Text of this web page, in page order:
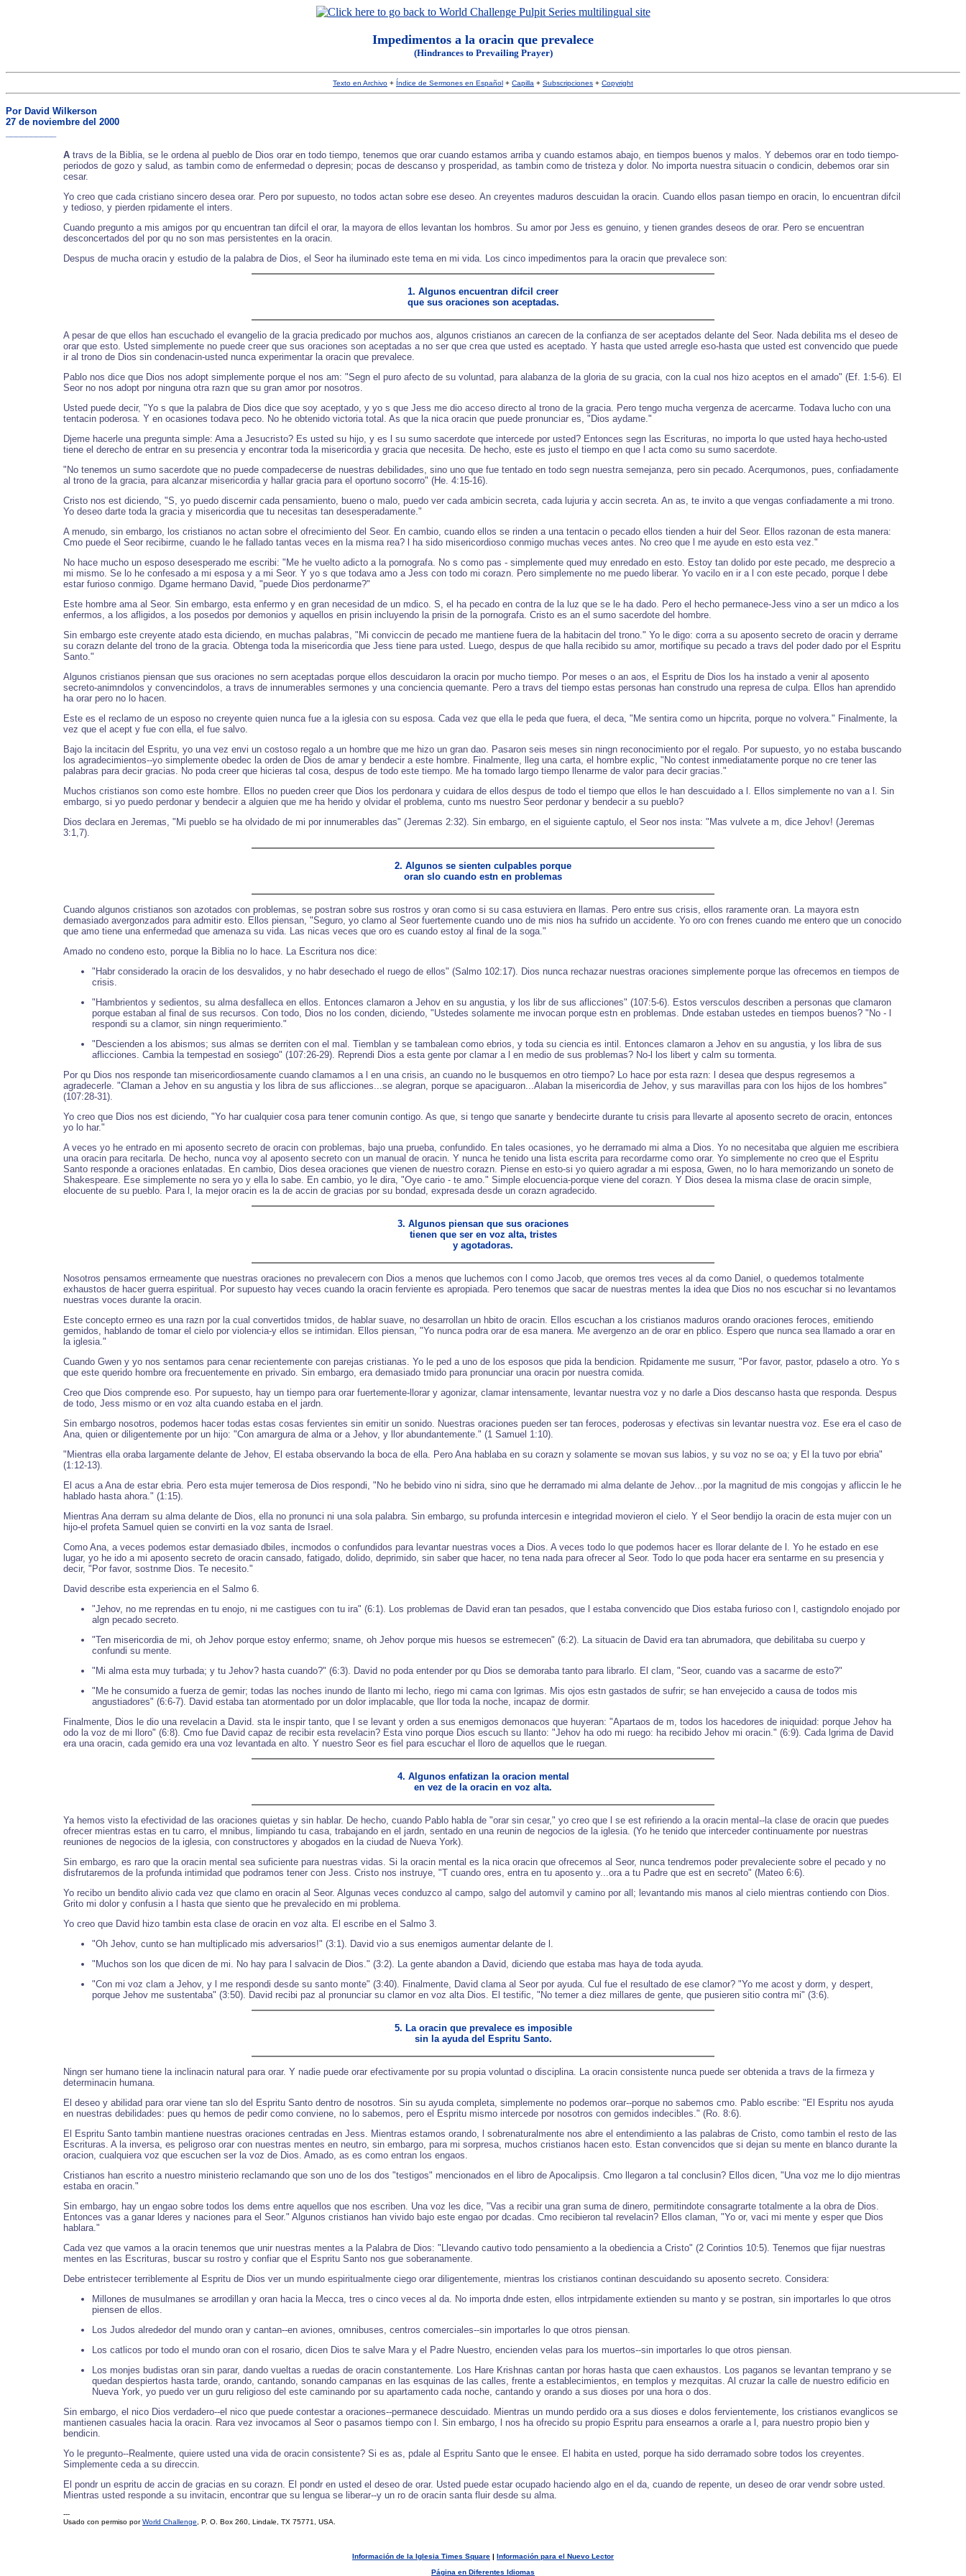
Impedimentos a la oracin que prevalece
(Hindrances to Prevailing Prayer)
Texto en Archivo + Índice de Sermones en Español + Capilla + Subscripciones + Copyright
Por David Wilkerson
27 de noviembre del 2000
A travs de la Biblia, se le ordena al pueblo de Dios orar en todo tiempo, tenemos que orar cuando estamos arriba y cuando estamos abajo, en tiempos buenos y malos. Y debemos orar en todo tiempo-
periodos de gozo y salud, as tambin como de enfermedad o depresin; pocas de descanso y prosperidad, as tambin como de tristeza y dolor. No importa nuestra situacin o condicin, debemos orar sin
cesar.
Yo creo que cada cristiano sincero desea orar. Pero por supuesto, no todos actan sobre ese deseo. An creyentes maduros descuidan la oracin. Cuando ellos pasan tiempo en oracin, lo encuentran difcil
y tedioso, y pierden rpidamente el inters.
Cuando pregunto a mis amigos por qu encuentran tan difcil el orar, la mayora de ellos levantan los hombros. Su amor por Jess es genuino, y tienen grandes deseos de orar. Pero se encuentran
desconcertados del por qu no son mas persistentes en la oracin.
Despus de mucha oracin y estudio de la palabra de Dios, el Seor ha iluminado este tema en mi vida. Los cinco impedimentos para la oracin que prevalece son:
1. Algunos encuentran difcil creer
que sus oraciones son aceptadas.
A pesar de que ellos han escuchado el evangelio de la gracia predicado por muchos aos, algunos cristianos an carecen de la confianza de ser aceptados delante del Seor. Nada debilita ms el deseo de
orar que esto. Usted simplemente no puede creer que sus oraciones son aceptadas a no ser que crea que usted es aceptado. Y hasta que usted arregle eso-hasta que usted est convencido que puede
ir al trono de Dios sin condenacin-usted nunca experimentar la oracin que prevalece.
Pablo nos dice que Dios nos adopt simplemente porque el nos am: "Segn el puro afecto de su voluntad, para alabanza de la gloria de su gracia, con la cual nos hizo aceptos en el amado" (Ef. 1:5-6). El
Seor no nos adopt por ninguna otra razn que su gran amor por nosotros.
Usted puede decir, "Yo s que la palabra de Dios dice que soy aceptado, y yo s que Jess me dio acceso directo al trono de la gracia. Pero tengo mucha vergenza de acercarme. Todava lucho con una
tentacin poderosa. Y en ocasiones todava peco. No he obtenido victoria total. As que la nica oracin que puede pronunciar es, "Dios aydame."
Djeme hacerle una pregunta simple: Ama a Jesucristo? Es usted su hijo, y es l su sumo sacerdote que intercede por usted? Entonces segn las Escrituras, no importa lo que usted haya hecho-usted
tiene el derecho de entrar en su presencia y encontrar toda la misericordia y gracia que necesita. De hecho, este es justo el tiempo en que l acta como su sumo sacerdote.
"No tenemos un sumo sacerdote que no puede compadecerse de nuestras debilidades, sino uno que fue tentado en todo segn nuestra semejanza, pero sin pecado. Acerqumonos, pues, confiadamente
al trono de la gracia, para alcanzar misericordia y hallar gracia para el oportuno socorro" (He. 4:15-16).
Cristo nos est diciendo, "S, yo puedo discernir cada pensamiento, bueno o malo, puedo ver cada ambicin secreta, cada lujuria y accin secreta. An as, te invito a que vengas confiadamente a mi trono.
Yo deseo darte toda la gracia y misericordia que tu necesitas tan desesperadamente."
A menudo, sin embargo, los cristianos no actan sobre el ofrecimiento del Seor. En cambio, cuando ellos se rinden a una tentacin o pecado ellos tienden a huir del Seor. Ellos razonan de esta manera:
Cmo puede el Seor recibirme, cuando le he fallado tantas veces en la misma rea? l ha sido misericordioso conmigo muchas veces antes. No creo que l me ayude en esto esta vez."
No hace mucho un esposo desesperado me escribi: "Me he vuelto adicto a la pornografa. No s como pas - simplemente qued muy enredado en esto. Estoy tan dolido por este pecado, me desprecio a
mi mismo. Se lo he confesado a mi esposa y a mi Seor. Y yo s que todava amo a Jess con todo mi corazn. Pero simplemente no me puedo liberar. Yo vacilo en ir a l con este pecado, porque l debe
estar furioso conmigo. Dgame hermano David, "puede Dios perdonarme?"
Este hombre ama al Seor. Sin embargo, esta enfermo y en gran necesidad de un mdico. S, el ha pecado en contra de la luz que se le ha dado. Pero el hecho permanece-Jess vino a ser un mdico a los
enfermos, a los afligidos, a los posedos por demonios y aquellos en prisin incluyendo la prisin de la pornografa. Cristo es an el sumo sacerdote del hombre.
Sin embargo este creyente atado esta diciendo, en muchas palabras, "Mi conviccin de pecado me mantiene fuera de la habitacin del trono." Yo le digo: corra a su aposento secreto de oracin y derrame
su corazn delante del trono de la gracia. Obtenga toda la misericordia que Jess tiene para usted. Luego, despus de que halla recibido su amor, mortifique su pecado a travs del poder dado por el Espritu
Santo."
Algunos cristianos piensan que sus oraciones no sern aceptadas porque ellos descuidaron la oracin por mucho tiempo. Por meses o an aos, el Espritu de Dios los ha instado a venir al aposento
secreto-animndolos y convencindolos, a travs de innumerables sermones y una conciencia quemante. Pero a travs del tiempo estas personas han construdo una represa de culpa. Ellos han aprendido
ha orar pero no lo hacen.
Este es el reclamo de un esposo no creyente quien nunca fue a la iglesia con su esposa. Cada vez que ella le peda que fuera, el deca, "Me sentira como un hipcrita, porque no volvera." Finalmente, la
vez que el acept y fue con ella, el fue salvo.
Bajo la incitacin del Espritu, yo una vez envi un costoso regalo a un hombre que me hizo un gran dao. Pasaron seis meses sin ningn reconocimiento por el regalo. Por supuesto, yo no estaba buscando
los agradecimientos--yo simplemente obedec la orden de Dios de amar y bendecir a este hombre. Finalmente, lleg una carta, el hombre explic, "No contest inmediatamente porque no cre tener las
palabras para decir gracias. No poda creer que hicieras tal cosa, despus de todo este tiempo. Me ha tomado largo tiempo llenarme de valor para decir gracias."
Muchos cristianos son como este hombre. Ellos no pueden creer que Dios los perdonara y cuidara de ellos despus de todo el tiempo que ellos le han descuidado a l. Ellos simplemente no van a l. Sin
embargo, si yo puedo perdonar y bendecir a alguien que me ha herido y olvidar el problema, cunto ms nuestro Seor perdonar y bendecir a su pueblo?
Dios declara en Jeremas, "Mi pueblo se ha olvidado de mi por innumerables das" (Jeremas 2:32). Sin embargo, en el siguiente captulo, el Seor nos insta: "Mas vulvete a m, dice Jehov! (Jeremas
3:1,7).
2. Algunos se sienten culpables porque
oran slo cuando estn en problemas
Cuando algunos cristianos son azotados con problemas, se postran sobre sus rostros y oran como si su casa estuviera en llamas. Pero entre sus crisis, ellos raramente oran. La mayora estn
demasiado avergonzados para admitir esto. Ellos piensan, "Seguro, yo clamo al Seor fuertemente cuando uno de mis nios ha sufrido un accidente. Yo oro con frenes cuando me entero que un conocido
que amo tiene una enfermedad que amenaza su vida. Las nicas veces que oro es cuando estoy al final de la soga."
Amado no condeno esto, porque la Biblia no lo hace. La Escritura nos dice:
"Habr considerado la oracin de los desvalidos, y no habr desechado el ruego de ellos" (Salmo 102:17). Dios nunca rechazar nuestras oraciones simplemente porque las ofrecemos en tiempos de
crisis.
"Hambrientos y sedientos, su alma desfalleca en ellos. Entonces clamaron a Jehov en su angustia, y los libr de sus aflicciones" (107:5-6). Estos versculos describen a personas que clamaron
porque estaban al final de sus recursos. Con todo, Dios no los conden, diciendo, "Ustedes solamente me invocan porque estn en problemas. Dnde estaban ustedes en tiempos buenos? "No - l
respondi su a clamor, sin ningn requerimiento."
"Descienden a los abismos; sus almas se derriten con el mal. Tiemblan y se tambalean como ebrios, y toda su ciencia es intil. Entonces clamaron a Jehov en su angustia, y los libra de sus
aflicciones. Cambia la tempestad en sosiego" (107:26-29). Reprendi Dios a esta gente por clamar a l en medio de sus problemas? No-l los libert y calm su tormenta.
Por qu Dios nos responde tan misericordiosamente cuando clamamos a l en una crisis, an cuando no le busquemos en otro tiempo? Lo hace por esta razn: l desea que despus regresemos a
agradecerle. "Claman a Jehov en su angustia y los libra de sus aflicciones...se alegran, porque se apaciguaron...Alaban la misericordia de Jehov, y sus maravillas para con los hijos de los hombres"
(107:28-31).
Yo creo que Dios nos est diciendo, "Yo har cualquier cosa para tener comunin contigo. As que, si tengo que sanarte y bendecirte durante tu crisis para llevarte al aposento secreto de oracin, entonces
yo lo har."
A veces yo he entrado en mi aposento secreto de oracin con problemas, bajo una prueba, confundido. En tales ocasiones, yo he derramado mi alma a Dios. Yo no necesitaba que alguien me escribiera
una oracin para recitarla. De hecho, nunca voy al aposento secreto con un manual de oracin. Y nunca he tenido una lista escrita para recordarme como orar. Yo simplemente no creo que el Espritu
Santo responde a oraciones enlatadas. En cambio, Dios desea oraciones que vienen de nuestro corazn. Piense en esto-si yo quiero agradar a mi esposa, Gwen, no lo hara memorizando un soneto de
Shakespeare. Ese simplemente no sera yo y ella lo sabe. En cambio, yo le dira, "Oye cario - te amo." Simple elocuencia-porque viene del corazn. Y Dios desea la misma clase de oracin simple,
elocuente de su pueblo. Para l, la mejor oracin es la de accin de gracias por su bondad, expresada desde un corazn agradecido.
3. Algunos piensan que sus oraciones
tienen que ser en voz alta, tristes
y agotadoras.
Nosotros pensamos errneamente que nuestras oraciones no prevalecern con Dios a menos que luchemos con l como Jacob, que oremos tres veces al da como Daniel, o quedemos totalmente
exhaustos de hacer guerra espiritual. Por supuesto hay veces cuando la oracin ferviente es apropiada. Pero tenemos que sacar de nuestras mentes la idea que Dios no nos escuchar si no levantamos
nuestras voces durante la oracin.
Este concepto errneo es una razn por la cual convertidos tmidos, de hablar suave, no desarrollan un hbito de oracin. Ellos escuchan a los cristianos maduros orando oraciones feroces, emitiendo
gemidos, hablando de tomar el cielo por violencia-y ellos se intimidan. Ellos piensan, "Yo nunca podra orar de esa manera. Me avergenzo an de orar en pblico. Espero que nunca sea llamado a orar en
la iglesia."
Cuando Gwen y yo nos sentamos para cenar recientemente con parejas cristianas. Yo le ped a uno de los esposos que pida la bendicion. Rpidamente me susurr, "Por favor, pastor, pdaselo a otro. Yo s
que este querido hombre ora frecuentemente en privado. Sin embargo, era demasiado tmido para pronunciar una oracin por nuestra comida.
Creo que Dios comprende eso. Por supuesto, hay un tiempo para orar fuertemente-llorar y agonizar, clamar intensamente, levantar nuestra voz y no darle a Dios descanso hasta que responda. Despus
de todo, Jess mismo or en voz alta cuando estaba en el jardn.
Sin embargo nosotros, podemos hacer todas estas cosas fervientes sin emitir un sonido. Nuestras oraciones pueden ser tan feroces, poderosas y efectivas sin levantar nuestra voz. Ese era el caso de
Ana, quien or diligentemente por un hijo: "Con amargura de alma or a Jehov, y llor abundantemente." (1 Samuel 1:10).
"Mientras ella oraba largamente delante de Jehov, El estaba observando la boca de ella. Pero Ana hablaba en su corazn y solamente se movan sus labios, y su voz no se oa; y El la tuvo por ebria"
(1:12-13).
El acus a Ana de estar ebria. Pero esta mujer temerosa de Dios respondi, "No he bebido vino ni sidra, sino que he derramado mi alma delante de Jehov...por la magnitud de mis congojas y afliccin le he
hablado hasta ahora." (1:15).
Mientras Ana derram su alma delante de Dios, ella no pronunci ni una sola palabra. Sin embargo, su profunda intercesin e integridad movieron el cielo. Y el Seor bendijo la oracin de esta mujer con un
hijo-el profeta Samuel quien se convirti en la voz santa de Israel.
Como Ana, a veces podemos estar demasiado dbiles, incmodos o confundidos para levantar nuestras voces a Dios. A veces todo lo que podemos hacer es llorar delante de l. Yo he estado en ese
lugar, yo he ido a mi aposento secreto de oracin cansado, fatigado, dolido, deprimido, sin saber que hacer, no tena nada para ofrecer al Seor. Todo lo que poda hacer era sentarme en su presencia y
decir, "Por favor, sostnme Dios. Te necesito."
David describe esta experiencia en el Salmo 6.
"Jehov, no me reprendas en tu enojo, ni me castigues con tu ira" (6:1). Los problemas de David eran tan pesados, que l estaba convencido que Dios estaba furioso con l, castigndolo enojado por
algn pecado secreto.
"Ten misericordia de mi, oh Jehov porque estoy enfermo; sname, oh Jehov porque mis huesos se estremecen" (6:2). La situacin de David era tan abrumadora, que debilitaba su cuerpo y
confundi su mente.
"Mi alma esta muy turbada; y tu Jehov? hasta cuando?" (6:3). David no poda entender por qu Dios se demoraba tanto para librarlo. El clam, "Seor, cuando vas a sacarme de esto?"
"Me he consumido a fuerza de gemir; todas las noches inundo de llanto mi lecho, riego mi cama con lgrimas. Mis ojos estn gastados de sufrir; se han envejecido a causa de todos mis
angustiadores" (6:6-7). David estaba tan atormentado por un dolor implacable, que llor toda la noche, incapaz de dormir.
Finalmente, Dios le dio una revelacin a David. sta le inspir tanto, que l se levant y orden a sus enemigos demonacos que huyeran: "Apartaos de m, todos los hacedores de iniquidad: porque Jehov ha
odo la voz de mi lloro" (6:8). Cmo fue David capaz de recibir esta revelacin? Esta vino porque Dios escuch su llanto: "Jehov ha odo mi ruego: ha recibido Jehov mi oracin." (6:9). Cada lgrima de David
era una oracin, cada gemido era una voz levantada en alto. Y nuestro Seor es fiel para escuchar el lloro de aquellos que le ruegan.
4. Algunos enfatizan la oracion mental
en vez de la oracin en voz alta.
Ya hemos visto la efectividad de las oraciones quietas y sin hablar. De hecho, cuando Pablo habla de "orar sin cesar," yo creo que l se est refiriendo a la oracin mental--la clase de oracin que puedes
ofrecer mientras estas en tu carro, el mnibus, limpiando tu casa, trabajando en el jardn, sentado en una reunin de negocios de la iglesia. (Yo he tenido que interceder continuamente por nuestras
reuniones de negocios de la iglesia, con constructores y abogados en la ciudad de Nueva York).
Sin embargo, es raro que la oracin mental sea suficiente para nuestras vidas. Si la oracin mental es la nica oracin que ofrecemos al Seor, nunca tendremos poder prevaleciente sobre el pecado y no
disfrutaremos de la profunda intimidad que podramos tener con Jess. Cristo nos instruye, "T cuando ores, entra en tu aposento y...ora a tu Padre que est en secreto" (Mateo 6:6).
Yo recibo un bendito alivio cada vez que clamo en oracin al Seor. Algunas veces conduzco al campo, salgo del automvil y camino por all; levantando mis manos al cielo mientras contiendo con Dios.
Grito mi dolor y confusin a l hasta que siento que he prevalecido en mi problema.
Yo creo que David hizo tambin esta clase de oracin en voz alta. El escribe en el Salmo 3.
"Oh Jehov, cunto se han multiplicado mis adversarios!" (3:1). David vio a sus enemigos aumentar delante de l.
"Muchos son los que dicen de mi. No hay para l salvacin de Dios." (3:2). La gente abandon a David, diciendo que estaba mas haya de toda ayuda.
"Con mi voz clam a Jehov, y l me respondi desde su santo monte" (3:40). Finalmente, David clama al Seor por ayuda. Cul fue el resultado de ese clamor? "Yo me acost y dorm, y despert,
porque Jehov me sustentaba" (3:50). David recibi paz al pronunciar su clamor en voz alta Dios. El testific, "No temer a diez millares de gente, que pusieren sitio contra mi" (3:6).
5. La oracin que prevalece es imposible
sin la ayuda del Espritu Santo.
Ningn ser humano tiene la inclinacin natural para orar. Y nadie puede orar efectivamente por su propia voluntad o disciplina. La oracin consistente nunca puede ser obtenida a travs de la firmeza y
determinacin humana.
El deseo y abilidad para orar viene tan slo del Espritu Santo dentro de nosotros. Sin su ayuda completa, simplemente no podemos orar--porque no sabemos cmo. Pablo escribe: "El Espritu nos ayuda
en nuestras debilidades: pues qu hemos de pedir como conviene, no lo sabemos, pero el Espritu mismo intercede por nosotros con gemidos indecibles." (Ro. 8:6).
El Espritu Santo tambin mantiene nuestras oraciones centradas en Jess. Mientras estamos orando, l sobrenaturalmente nos abre el entendimiento a las palabras de Cristo, como tambin el resto de las
Escrituras. A la inversa, es peligroso orar con nuestras mentes en neutro, sin embargo, para mi sorpresa, muchos cristianos hacen esto. Estan convencidos que si dejan su mente en blanco durante la
oracion, cualquiera voz que escuchen ser la voz de Dios. Amado, as es como entran los engaos.
Cristianos han escrito a nuestro ministerio reclamando que son uno de los dos "testigos" mencionados en el libro de Apocalipsis. Cmo llegaron a tal conclusin? Ellos dicen, "Una voz me lo dijo mientras
estaba en oracin."
Sin embargo, hay un engao sobre todos los dems entre aquellos que nos escriben. Una voz les dice, "Vas a recibir una gran suma de dinero, permitindote consagrarte totalmente a la obra de Dios.
Entonces vas a ganar lderes y naciones para el Seor." Algunos cristianos han vivido bajo este engao por dcadas. Cmo recibieron tal revelacin? Ellos claman, "Yo or, vaci mi mente y esper que Dios
hablara."
Cada vez que vamos a la oracin tenemos que unir nuestras mentes a la Palabra de Dios: "Llevando cautivo todo pensamiento a la obediencia a Cristo" (2 Corintios 10:5). Tenemos que fijar nuestras
mentes en las Escrituras, buscar su rostro y confiar que el Espritu Santo nos gue soberanamente.
Debe entristecer terriblemente al Espritu de Dios ver un mundo espiritualmente ciego orar diligentemente, mientras los cristianos continan descuidando su aposento secreto. Considera:
Millones de musulmanes se arrodillan y oran hacia la Mecca, tres o cinco veces al da. No importa dnde esten, ellos intrpidamente extienden su manto y se postran, sin importarles lo que otros
piensen de ellos.
Los Judos alrededor del mundo oran y cantan--en aviones, omnibuses, centros comerciales--sin importarles lo que otros piensan.
Los catlicos por todo el mundo oran con el rosario, dicen Dios te salve Mara y el Padre Nuestro, encienden velas para los muertos--sin importarles lo que otros piensan.
Los monjes budistas oran sin parar, dando vueltas a ruedas de oracin constantemente. Los Hare Krishnas cantan por horas hasta que caen exhaustos. Los paganos se levantan temprano y se
quedan despiertos hasta tarde, orando, cantando, sonando campanas en las esquinas de las calles, frente a establecimientos, en templos y mezquitas. Al cruzar la calle de nuestro edificio en
Nueva York, yo puedo ver un guru religioso del este caminando por su apartamento cada noche, cantando y orando a sus dioses por una hora o dos.
Sin embargo, el nico Dios verdadero--el nico que puede contestar a oraciones--permanece descuidado. Mientras un mundo perdido ora a sus dioses e dolos fervientemente, los cristianos evanglicos se
mantienen casuales hacia la oracin. Rara vez invocamos al Seor o pasamos tiempo con l. Sin embargo, l nos ha ofrecido su propio Espritu para ensearnos a orarle a l, para nuestro propio bien y
bendicin.
Yo le pregunto--Realmente, quiere usted una vida de oracin consistente? Si es as, pdale al Espritu Santo que le ensee. El habita en usted, porque ha sido derramado sobre todos los creyentes.
Simplemente ceda a su direccin.
El pondr un espritu de accin de gracias en su corazn. El pondr en usted el deseo de orar. Usted puede estar ocupado haciendo algo en el da, cuando de repente, un deseo de orar vendr sobre usted.
Mientras usted responde a su invitacin, encontrar que su lengua se liberar--y un ro de oracin santa fluir desde su alma.
---
Usado con permiso porWorld Challenge, P. O. Box 260, Lindale, TX 75771, USA.
Información de la Iglesia Times Square
Información para el Nuevo Lector
Página en Diferentes Idiomas